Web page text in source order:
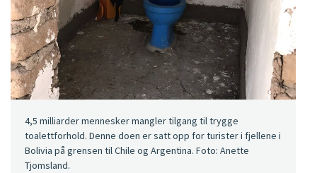
4,5 milliarder mennesker mangler tilgang til trygge
toalettforhold. Denne doen er satt opp for turister i fjellene i
Bolivia på grensen til Chile og Argentina. Foto: Anette
Tjomsland.